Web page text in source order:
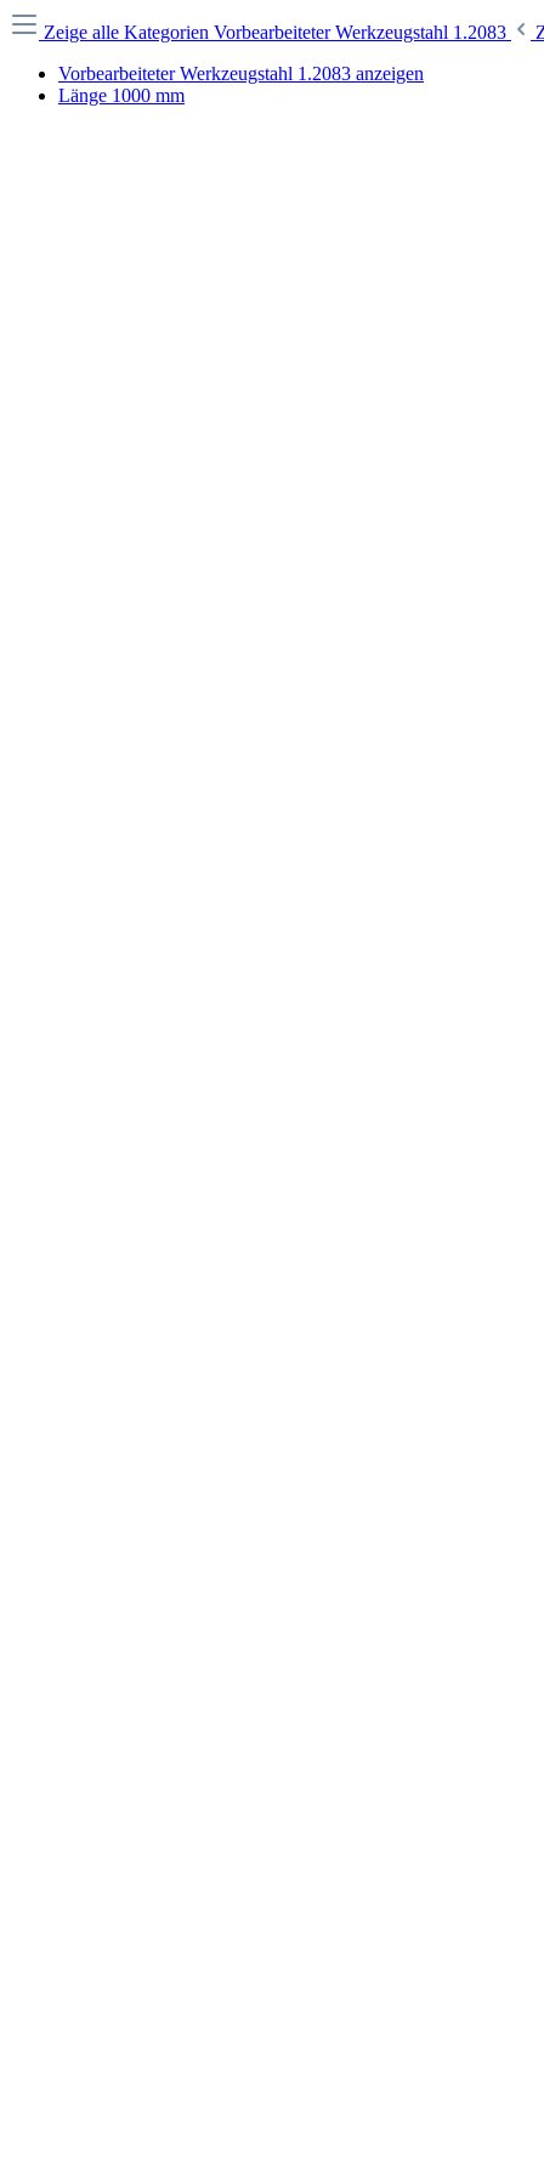
Zeige alle Kategorien Vorbearbeiteter Werkzeugstahl 1.2083
Vorbearbeiteter Werkzeugstahl 1.2083 anzeigen
Länge 1000 mm